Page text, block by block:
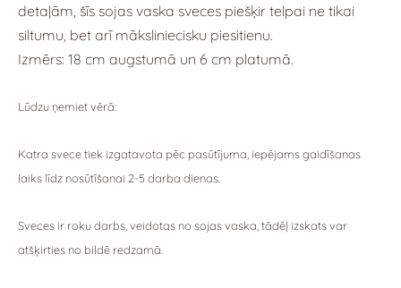
detaļām, šīs sojas vaska sveces piešķir telpai ne tikai
siltumu, bet arī māksliniecisku piesitienu.
Izmērs: 18 cm augstumā un 6 cm platumā.
Lūdzu ņemiet vērā:
Katra svece tiek izgatavota pēc pasūtījuma, iepējams gaidīšanas
laiks līdz nosūtīšanai 2-5 darba dienas.
Sveces ir roku darbs, veidotas no sojas vaska, tādēļ izskats var
atšķirties no bildē redzamā.